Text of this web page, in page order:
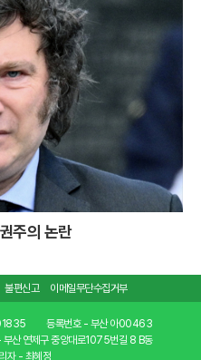
주의 논란
불편신고 이메일무단수집거부
등록번호 - 부산 아00463
부산 연제구 중앙대로1075번길 8 B동
자 - 최혜정